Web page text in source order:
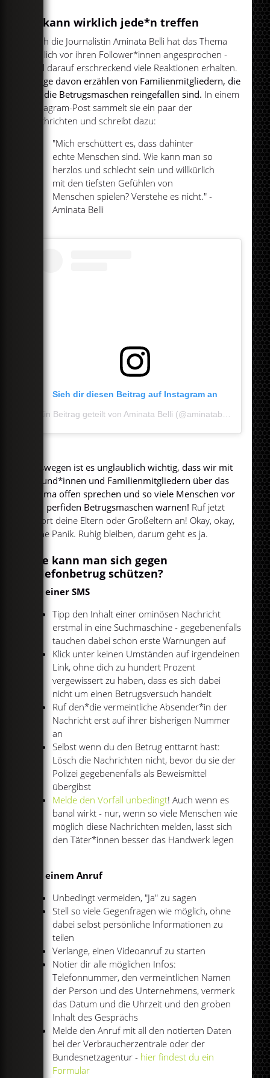
Es kann wirklich jede*n treffen
Auch die Journalistin Aminata Belli hat das Thema
neulich vor ihren Follower*innen angesprochen -
und darauf erschreckend viele Reaktionen erhalten.
Einige davon erzählen von Familienmitgliedern, die
auf die Betrugsmaschen reingefallen sind. In einem
Instagram-Post sammelt sie ein paar der
Nachrichten und schreibt dazu:
"Mich erschüttert es, dass dahinter
echte Menschen sind. Wie kann man so
herzlos und schlecht sein und willkürlich
mit den tiefsten Gefühlen von
Menschen spielen? Verstehe es nicht." -
Aminata Belli
Sieh dir diesen Beitrag auf Instagram an
Deswegen ist es unglaublich wichtig, dass wir mit
Freund*innen und Familienmitgliedern über das
Thema offen sprechen und so viele Menschen vor
den perfiden Betrugsmaschen warnen! Ruf jetzt
sofort deine Eltern oder Großeltern an! Okay, okay,
keine Panik. Ruhig bleiben, darum geht es ja.
Wie kann man sich gegen
Telefonbetrug schützen?
Bei einer SMS
Tipp den Inhalt einer ominösen Nachricht
erstmal in eine Suchmaschine - gegebenenfalls
tauchen dabei schon erste Warnungen auf
Klick unter keinen Umständen auf irgendeinen
Link, ohne dich zu hundert Prozent
vergewissert zu haben, dass es sich dabei
nicht um einen Betrugsversuch handelt
Ruf den*die vermeintliche Absender*in der
Nachricht erst auf ihrer bisherigen Nummer
an
Selbst wenn du den Betrug enttarnt hast:
Lösch die Nachrichten nicht, bevor du sie der
Polizei gegebenenfalls als Beweismittel
übergibst
Melde den Vorfall unbedingt! Auch wenn es
banal wirkt - nur, wenn so viele Menschen wie
möglich diese Nachrichten melden, lässt sich
den Täter*innen besser das Handwerk legen
Bei einem Anruf
Unbedingt vermeiden, "Ja" zu sagen
Stell so viele Gegenfragen wie möglich, ohne
dabei selbst persönliche Informationen zu
teilen
Verlange, einen Videoanruf zu starten
Notier dir alle möglichen Infos:
Telefonnummer, den vermeintlichen Namen
der Person und des Unternehmens, vermerk
das Datum und die Uhrzeit und den groben
Inhalt des Gesprächs
Melde den Anruf mit all den notierten Daten
bei der Verbraucherzentrale oder der
Bundesnetzagentur - hier findest du ein
Formular